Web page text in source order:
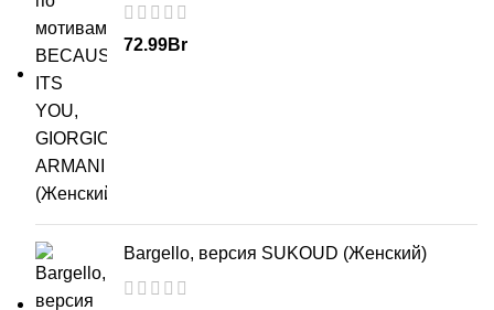
72.99Br
Bargello, версия SUKOUD (Женский)